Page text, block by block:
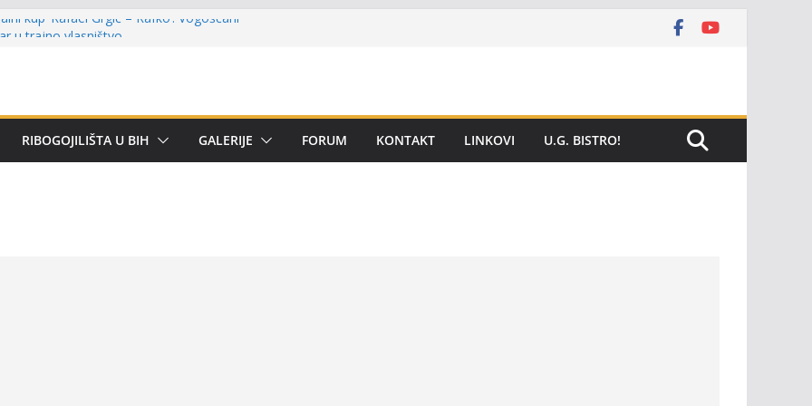
kup ‘Rafael Grgić – Rafko’: Vogošćani
ligi SRS BiH u disciplini ‘Lov šarana
RIBOGOJILIŠTA U BIH GALERIJE FORUM KONTAKT LINKOVI U.G. BISTRO!